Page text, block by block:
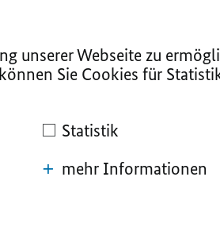
unserer Webseite zu
Sie Cookies für
Statistik
mehr Informationen